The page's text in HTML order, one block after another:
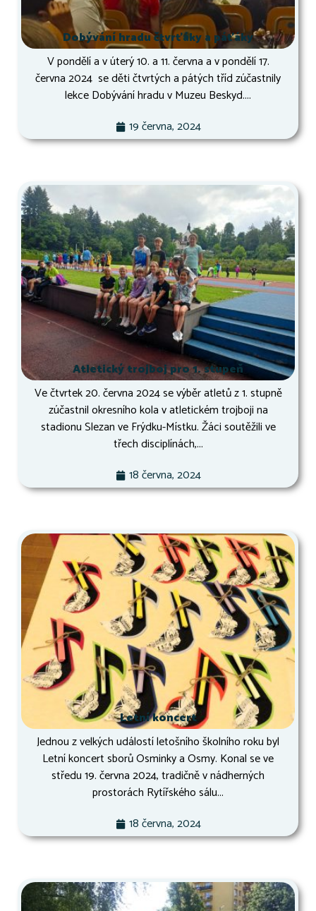
Dobývání hradu čtvrťáky a páťáky
V pondělí a v úterý 10. a 11. června a v pondělí 17.
června 2024 se děti čtvrtých a pátých tříd zúčastnily
lekce Dobývání hradu v Muzeu Beskyd....
19 června, 2024
Atletický trojboj pro 1. stupeň
Ve čtvrtek 20. června 2024 se výběr atletů z 1. stupně
zúčastnil okresního kola v atletickém trojboji na
stadionu Slezan ve Frýdku-Místku. Žáci soutěžili ve
třech disciplínách,...
18 června, 2024
Letní koncert
Jednou z velkých událostí letošního školního roku byl
Letní koncert sborů Osminky a Osmy. Konal se ve
středu 19. června 2024, tradičně v nádherných
prostorách Rytířského sálu...
18 června, 2024